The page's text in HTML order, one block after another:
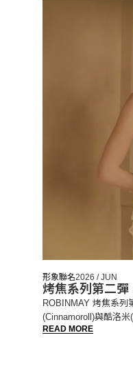
形象聯名2026 / JUN
烤焦系列第二彈
選？
ROBINMAY 烤焦系列
(Cinnamoroll)與酷洛
於自己的風格。
READ MORE